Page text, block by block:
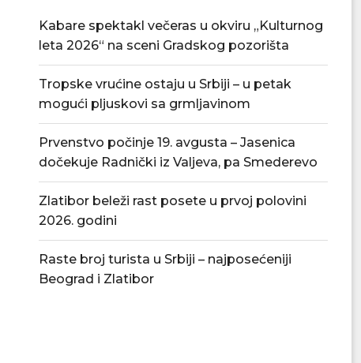
Kabare spektakl večeras u okviru „Kulturnog
leta 2026“ na sceni Gradskog pozorišta
Tropske vrućine ostaju u Srbiji – u petak
mogući pljuskovi sa grmljavinom
Prvenstvo počinje 19. avgusta – Jasenica
dočekuje Radnički iz Valjeva, pa Smederevo
Zlatibor beleži rast posete u prvoj polovini
2026. godini
Raste broj turista u Srbiji – najposećeniji
Beograd i Zlatibor